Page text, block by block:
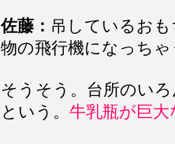
佐藤： 吊しているお
物の飛行機になっち
そうそう。台所のい
という。 牛乳瓶が巨